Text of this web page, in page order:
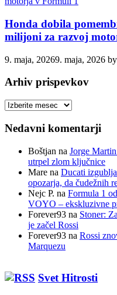
Honda dobila
milijoni za razvoj
9. maja, 20269. maja, 2026 by
Arhiv prispevkov
Arhiv
Nedavni komentarji
Boštjan na Jorge
utrpel zlom ključnice
Mare na Ducati
opozarja, da čudežnih
Nejc P. na Formula 1
VOYO – ekskluzivne
Forever93 na Stoner:
je začel Rossi
Forever93 na Rossi
Marquezu
Svet Hitrosti